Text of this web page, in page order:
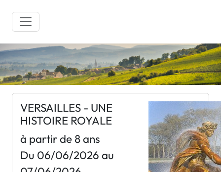
VERSAILLES - UNE
HISTOIRE ROYALE
à partir de 8 ans
Du 06/06/2026 au